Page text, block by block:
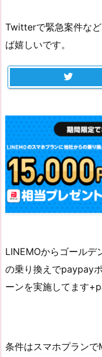
Twitterで緊急案件な
ば嬉しいです。
LINEMOからゴールデ
の乗り換えでpaypay
ーンを実施してます
条件はスマホプラン